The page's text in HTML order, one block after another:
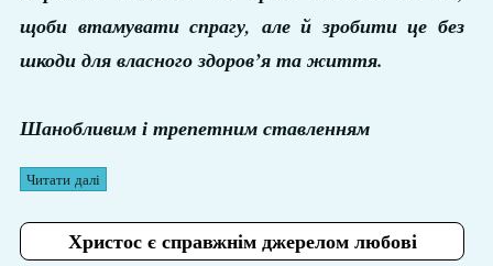
щоби втамувати спрагу, але й зробити це без
шкоди для власного здоров’я та життя.
Шанобливим і трепетним ставленням
Читати далі
Христос є справжнім джерелом любові